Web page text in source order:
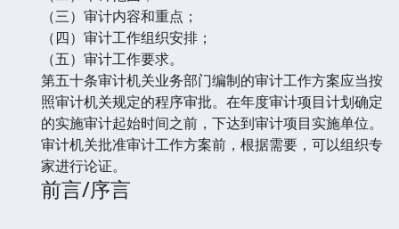
（三）审计内容和重点；
（四）审计工作组织安排；
（五）审计工作要求。
第五十条审计机关业务部门编制的审计工作方案应当按
照审计机关规定的程序审批。在年度审计项目计划确定
的实施审计起始时间之前，下达到审计项目实施单位。
审计机关批准审计工作方案前，根据需要，可以组织专
家进行论证。
前言/序言